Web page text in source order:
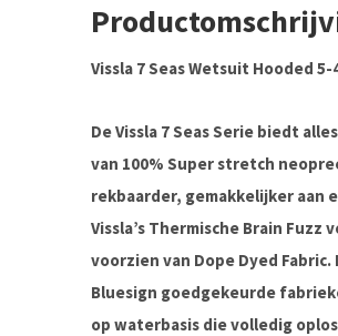
Vissla 7 Seas Wetsuit Hooded 5-
De Vissla 7 Seas Serie biedt
van 100% Super stretch
rekbaarder, gemakkelijker aan
Vissla’s Thermische Brain
voorzien van Dope Dyed
Bluesign goedgekeurde
op waterbasis die volledig